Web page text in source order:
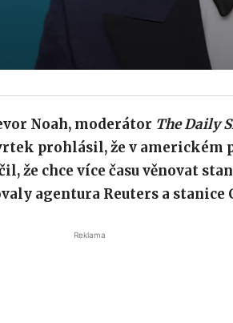
Noah, moderátor The Daily
prohlásil, že v americkém
že chce více času věnovat
agentura Reuters a stanice
Reklama